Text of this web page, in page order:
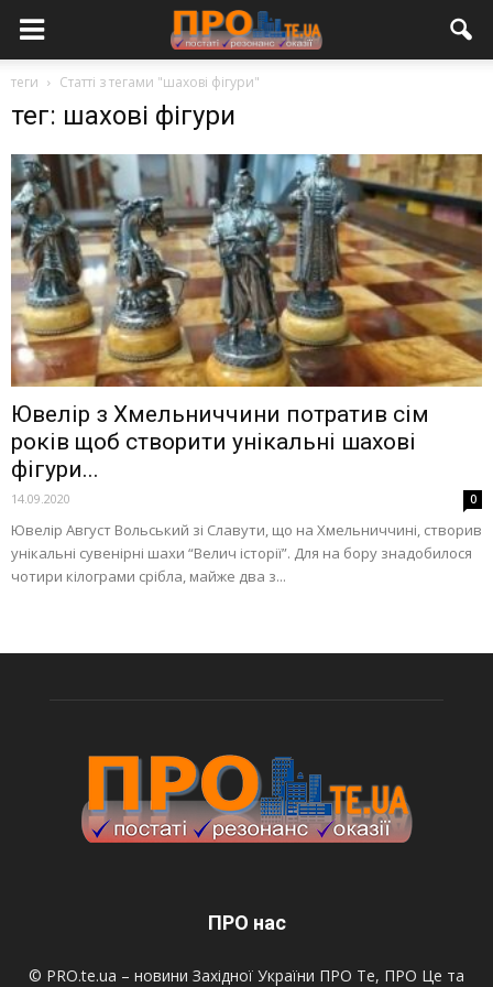
теги Статті з тегами "шахові фігури"
тег: шахові фігури
Ювелір з Хмельниччини потратив сім
років щоб створити унікальні шахові
фігури...
14.09.2020 0
Ювелір Август Вольський зі Славути, що на Хмельниччині, створив
унікальні сувенірні шахи “Велич історії”. Для на бору знадобилося
чотири кілограми срібла, майже два з...
ПРО нас
© PRO.te.ua – новини Західної України ПРО Те, ПРО Це та